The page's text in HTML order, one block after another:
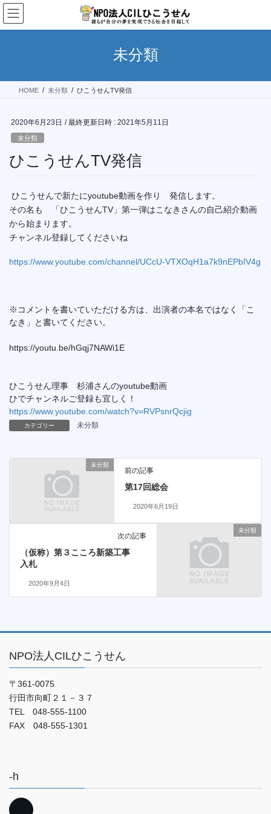
コ
ン
テ
ス
ナ
ビ
ゲ
ン
未分類
HOME 未分類 ひこうせんTV発信
2020年6月23日 / 最終更新日時 : 2021年5月11日
未分類
ひこうせんTV発信
ひこうせんで新たにyoutube動画を作り 発信します。
その名も 「ひこうせんTV」第一弾はこなきさんの自己紹介動画
から始まります。
チャンネル登録してくださいね
https://www.youtube.com/channel/UCcU-VTXOqH1a7k9nEPbIV4g
※コメントを書いていただける方は、出演者の本名ではなく「こ
なき」と書いてください。
https://youtu.be/hGqj7NAWi1E
ひこうせん理事 杉浦さんのyoutube動画
ひでチャンネルご登録も宜しく！
https://www.youtube.com/watch?v=RVPsnrQcjig
カテゴリー 未分類
未分類
前の記事
第17回総会
2020年6月19日
未分類
次の記事
（仮称）第３こころ新築工事
入札
2020年9月4日
NPO法人CILひこうせん
〒361-0075
行田市向町２１－３７
TEL 048-555-1100
FAX 048-555-1301
-h